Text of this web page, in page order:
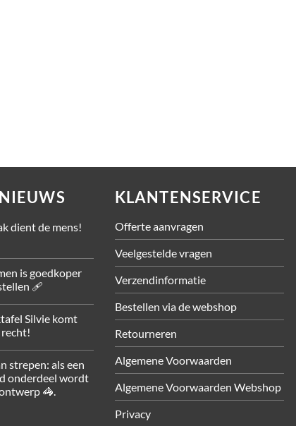
dient de mens!
is goedkoper
🩹
Silvie komt
strepen: als een
onderdeel wordt
🦓.
KLANTENSERVICE
Offerte aanvragen
Veelgestelde vragen
Verzendinformatie
Bestellen via de webshop
Retourneren
Algemene Voorwaarden
Algemene Voorwaarden Webshop
Privacy